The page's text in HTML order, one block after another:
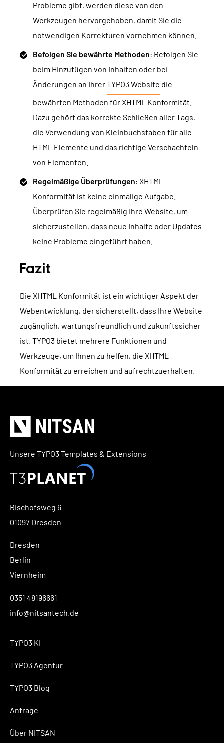
Probleme gibt, werden diese von den
Werkzeugen hervorgehoben, damit Sie die
notwendigen Korrekturen vornehmen können.
Befolgen Sie bewährte Methoden: Befolgen Sie
beim Hinzufügen von Inhalten oder bei
Änderungen an IhrerTYPO3 Website die
bewährten Methoden für XHTML Konformität.
Dazu gehört das korrekte Schließen aller Tags,
die Verwendung von Kleinbuchstaben für alle
HTML Elemente und das richtige Verschachteln
von Elementen.
Regelmäßige Überprüfungen: XHTML
Konformität ist keine einmalige Aufgabe.
Überprüfen Sie regelmäßig Ihre Website, um
sicherzustellen, dass neue Inhalte oder Updates
keine Probleme eingeführt haben.
Fazit
Die XHTML Konformität ist ein wichtiger Aspekt der
Webentwicklung, der sicherstellt, dass Ihre Website
zugänglich, wartungsfreundlich und zukunftssicher
ist. TYPO3 bietet mehrere Funktionen und
Werkzeuge, um Ihnen zu helfen, die XHTML
Konformität zu erreichen und aufrechtzuerhalten.
Unsere TYPO3 Templates & Extensions
Bischofsweg 6
01097 Dresden
Dresden
Berlin
Viernheim
0351 48196661
info@nitsantech.de
TYPO3 KI
TYPO3 Agentur
TYPO3 Blog
Anfrage
Über NITSAN